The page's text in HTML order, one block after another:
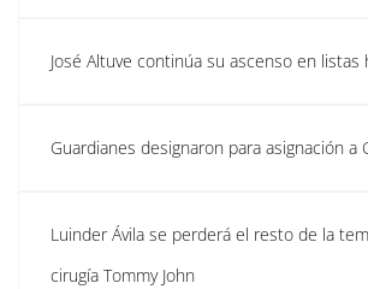
José Altuve continúa su ascenso en listas
Guardianes designaron para asignación a
Luinder Ávila se perderá el resto de la
cirugía Tommy John